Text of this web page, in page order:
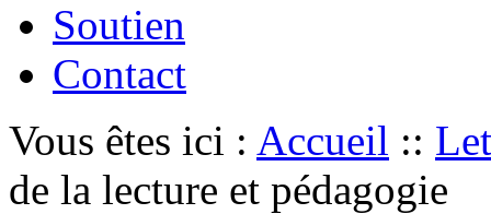
Soutien
Contact
Vous êtes ici : Accueil ::
de la lecture et pédagogie